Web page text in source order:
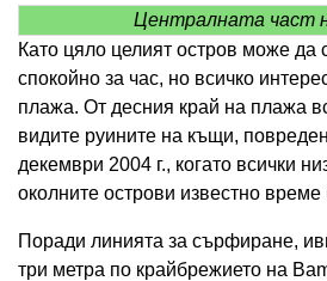
Централната част
Като цяло целият остров може да
спокойно за час, но всичко
плажа. От десния край на плажа
видите руините на къщи,
декември 2004 г., когато всички
околните острови известно
Поради линията за сърфиране,
три метра по крайбрежието на